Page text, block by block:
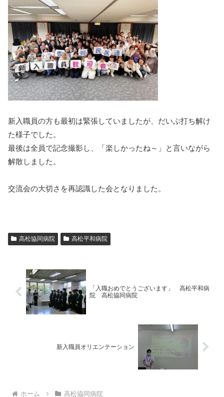
新入職員の方も最初は緊張していましたが、だいぶ打ち解け
た様子でした。
最後は全員で記念撮影し、「楽しかったね～」と言いながら
解散しました。
交流会の大切さを再認識した会となりました。
高松協同病院 高松平和病院
「入職おめでとうございます」 高松平和病
院 高松協同病院
新入職員オリエンテーション
ホーム 高松協同病院